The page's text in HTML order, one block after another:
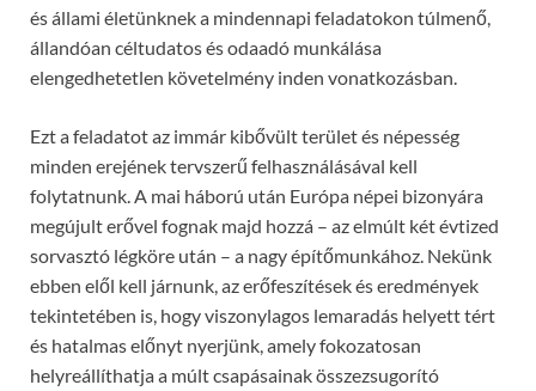
és állami életünknek a mindennapi feladatokon túlmenő,
állandóan céltudatos és odaadó munkálása
elengedhetetlen követelmény inden vonatkozásban.
Ezt a feladatot az immár kibővült terület és népesség
minden erejének tervszerű felhasználásával kell
folytatnunk. A mai háború után Európa népei bizonyára
megújult erővel fognak majd hozzá – az elmúlt két évtized
sorvasztó légköre után – a nagy építőmunkához. Nekünk
ebben elől kell járnunk, az erőfeszítések és eredmények
tekintetében is, hogy viszonylagos lemaradás helyett tért
és hatalmas előnyt nyerjünk, amely fokozatosan
helyreállíthatja a múlt csapásainak összezsugorító